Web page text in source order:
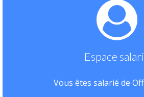
Espace
Vous êtes salarié de